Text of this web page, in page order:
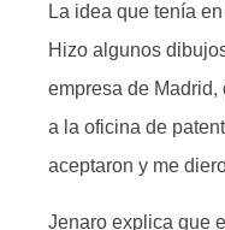
La idea que tenía
Hizo algunos
empresa de
a la oficina de
aceptaron y me
Jenaro explica que